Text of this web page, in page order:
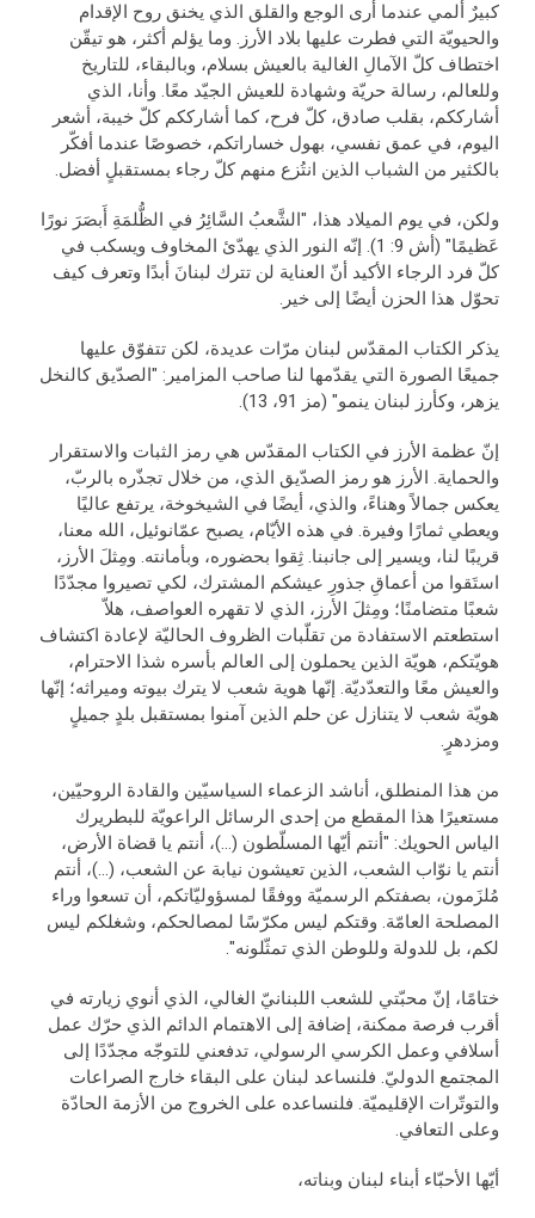
كبيرٌ ألمي عندما أرى الوجع والقلق الذي يخنق روح الإقدام
والحيويّة التي فطرت عليها بلاد الأرز. وما يؤلم أكثر، هو تيقّن
اختطاف كلّ الآمالِ الغالية بالعيش بسلام، وبالبقاء، للتاريخ
وللعالم، رسالة حريّة وشهادة للعيش الجيّد معًا. وأنا، الذي
أشارككم، بقلب صادق، كلّ فرح، كما أشارككم كلّ خيبة، أشعر
اليوم، في عمق نفسي، بهول خساراتكم، خصوصًا عندما أفكّر
بالكثير من الشباب الذين انتُزع منهم كلّ رجاء بمستقبلٍ أفضل.
ولكن، في يوم الميلاد هذا، "الشَّعبُ السَّائِرُ في الظُّلمَةِ أَبصَرَ نورًا
عَظيمًا" (أش 9: 1). إنّه النور الذي يهدّئ المخاوف ويسكب في
كلّ فرد الرجاء الأكيد أنّ العناية لن تترك لبنانَ أبدًا وتعرف كيف
تحوّل هذا الحزن أيضًا إلى خير.
يذكر الكتاب المقدّس لبنان مرّات عديدة، لكن تتفوّق عليها
جميعًا الصورة التي يقدّمها لنا صاحب المزامير: "الصدّيق كالنخل
يزهر، وكأرز لبنان ينمو" (مز 91، 13).
إنّ عظمة الأرز في الكتاب المقدّس هي رمز الثبات والاستقرار
والحماية. الأرز هو رمز الصدّيق الذي، من خلال تجذّره بالربّ،
يعكس جمالاً وهناءً، والذي، أيضًا في الشيخوخة، يرتفع عاليًا
ويعطي ثمارًا وفيرة. في هذه الأيّام، يصبح عمّانوئيل، الله معنا،
قريبًا لنا، ويسير إلى جانبنا. ثِقوا بحضوره، وبأمانته. ومِثلَ الأرز،
استَقوا من أعماقِ جذورِ عيشكم المشترك، لكي تصيروا مجدّدًا
شعبًا متضامنًا؛ ومِثلَ الأرز، الذي لا تقهره العواصف، هلاّ
استطعتم الاستفادة من تقلّبات الظروف الحاليّة لإعادة اكتشاف
هويّتكم، هويّة الذين يحملون إلى العالم بأسره شذا الاحترام،
والعيش معًا والتعدّديّة. إنّها هوية شعب لا يترك بيوته وميراثه؛ إنّها
هويّة شعب لا يتنازل عن حلم الذين آمنوا بمستقبل بلدٍ جميلٍ
ومزدهرٍ.
من هذا المنطلق، أناشد الزعماء السياسيّين والقادة الروحيّين،
مستعيرًا هذا المقطع من إحدى الرسائل الراعويّة للبطريرك
الياس الحويك: "أنتم أيّها المسلّطون (...)، أنتم يا قضاة الأرض،
أنتم يا نوّاب الشعب، الذين تعيشون نيابة عن الشعب، (...)، أنتم
مُلزَمون، بصفتكم الرسميّة ووفقًا لمسؤوليّاتكم، أن تسعوا وراء
المصلحة العامّة. وقتكم ليس مكرّسًا لمصالحكم، وشغلكم ليس
لكم، بل للدولة وللوطن الذي تمثّلونه".
ختامًا، إنّ محبّتي للشعب اللبنانيّ الغالي، الذي أنوي زيارته في
أقرب فرصة ممكنة، إضافة إلى الاهتمام الدائم الذي حرّك عمل
أسلافي وعمل الكرسي الرسولي، تدفعني للتوجّه مجدّدًا إلى
المجتمع الدوليّ. فلنساعد لبنان على البقاء خارج الصراعات
والتوتّرات الإقليميّة. فلنساعده على الخروج من الأزمة الحادّة
وعلى التعافي.
أيّها الأحبّاء أبناء لبنان وبناته،